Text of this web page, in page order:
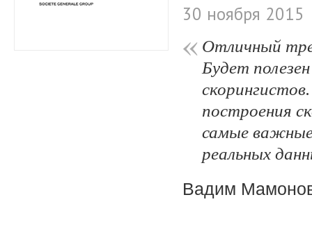
30 ноября 2015
Отличный
Будет
построения
самые
реальных
Вадим